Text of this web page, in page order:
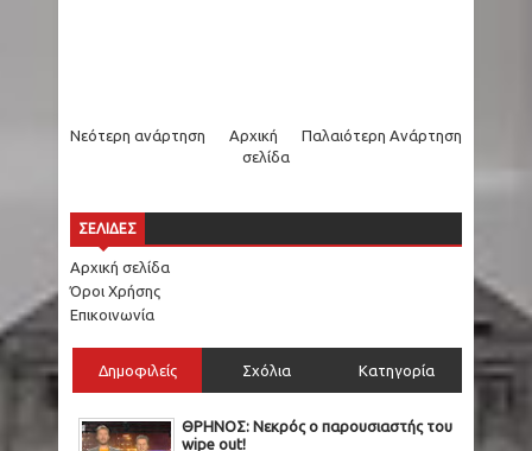
Νεότερη ανάρτηση Παλαιότερη Ανάρτηση
Αρχική
σελίδα
ΣΕΛΙΔΕΣ
Αρχική σελίδα
Όροι Χρήσης
Επικοινωνία
Δημοφιλείς Σχόλια Κατηγορία
ΘΡΗΝΟΣ: Νεκρός ο παρουσιαστής του
wipe out!